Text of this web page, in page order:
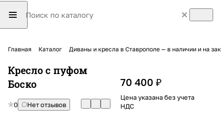
Главная Каталог Диваны и кресла в Ставрополе — в наличии и на
Кресло с пуфом
Боско
0 Нет отзывов
70 400 ₽
Цена указана без учета
НДС